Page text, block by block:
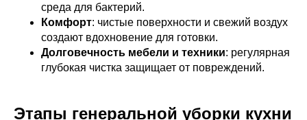
среда для бактерий.
Комфорт: чистые поверхности и свежий воздух
создают вдохновение для готовки.
Долговечность мебели и техники: регулярная
глубокая чистка защищает от повреждений.
Этапы генеральной уборки кухни